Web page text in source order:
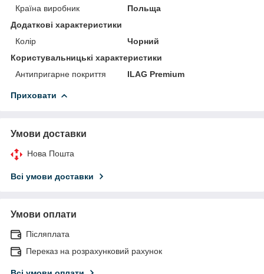
Країна виробник
Польща
Додаткові характеристики
Колір
Чорний
Користувальницькі характеристики
Антипригарне покриття
ILAG Premium
Приховати
Умови доставки
Нова Пошта
Всі умови доставки
Умови оплати
Післяплата
Переказ на розрахунковий рахунок